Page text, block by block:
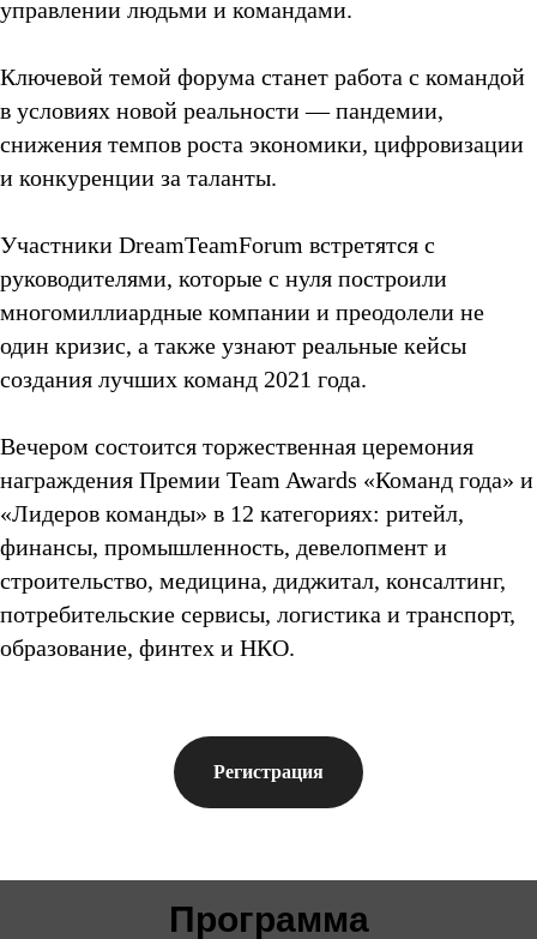
управлении людьми и командами.
Ключевой темой форума станет работа с командой
в условиях новой реальности — пандемии,
снижения темпов роста экономики, цифровизации
и конкуренции за таланты.
Участники DreamTeamForum встретятся с
руководителями, которые с нуля построили
многомиллиардные компании и преодолели не
один кризис, а также узнают реальные кейсы
создания лучших команд 2021 года.
Вечером состоится торжественная церемония
награждения Премии Team Awards «Команд года» и
«Лидеров команды» в 12 категориях: ритейл,
финансы, промышленность, девелопмент и
строительство, медицина, диджитал, консалтинг,
потребительские сервисы, логистика и транспорт,
образование, финтех и НКО.
Регистрация
Программа